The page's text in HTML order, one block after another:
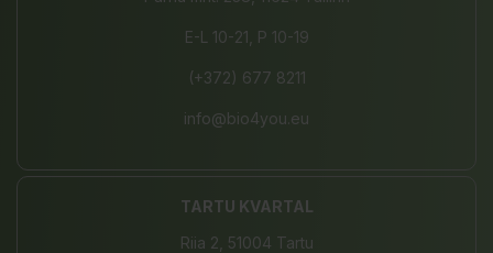
E-L 10-21, P 10-19
(+372) 677 8211
info@bio4you.eu
TARTU KVARTAL
Riia 2, 51004 Tartu